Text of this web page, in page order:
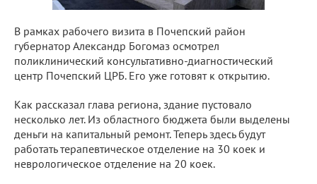
В рамках рабочего визита в Почепский район
губернатор Александр Богомаз осмотрел
поликлинический консультативно-диагностический
центр Почепский ЦРБ. Его уже готовят к открытию.
Как рассказал глава региона, здание пустовало
несколько лет. Из областного бюджета были выделены
деньги на капитальный ремонт. Теперь здесь будут
работать терапевтическое отделение на 30 коек и
неврологическое отделение на 20 коек.